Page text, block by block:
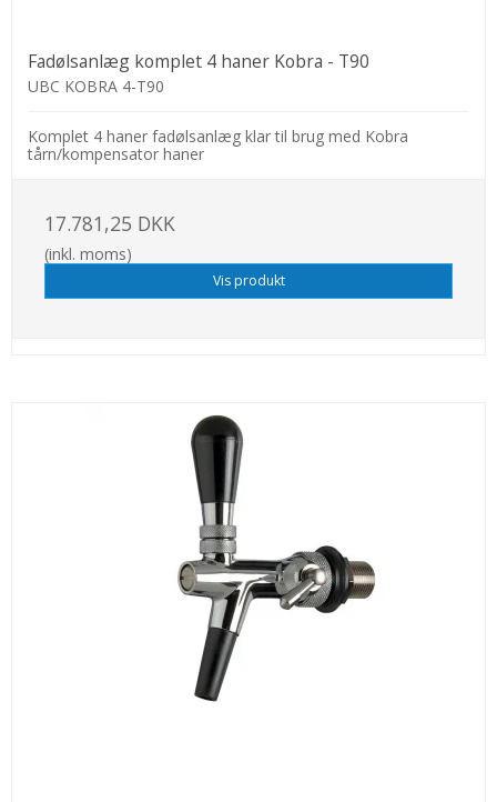
Fadølsanlæg komplet 4 haner Kobra - T90
UBC KOBRA 4-T90
Komplet 4 haner fadølsanlæg klar til brug med Kobra
tårn/kompensator haner
17.781,25 DKK
(inkl. moms)
Vis produkt